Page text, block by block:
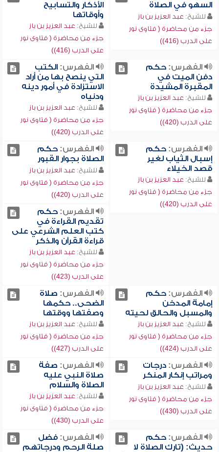
السهو في الصلاة
للشيخ: عبد العزيز بن باز
جزء من محاضرة ( فتاوى نور
على الدرب (416))
الأذكار والتسابيح
وأوقاتها
للشيخ: عبد العزيز بن باز
جزء من محاضرة ( فتاوى نور
على الدرب (416))
الفهرس:حكم
دفن الميت في
المقبرة المشيدة
للشيخ: عبد العزيز بن باز
جزء من محاضرة ( فتاوى نور
على الدرب (420))
الفهرس:الكتب
التي ينصح بها من أراد
الاستزادة في أمور دينه
ودنياه
للشيخ: عبد العزيز بن باز
جزء من محاضرة ( فتاوى نور
على الدرب (420))
الفهرس:حكم
إسبال الثياب لغير
قصد الخيلاء
للشيخ: عبد العزيز بن باز
جزء من محاضرة ( فتاوى نور
على الدرب (420))
الفهرس:حكم
الصلاة بجوار القبور
للشيخ: عبد العزيز بن باز
جزء من محاضرة ( فتاوى نور
على الدرب (420))
الفهرس:حكم
تقديم القراءة في
كتب العلم الشرعي على
قراءة القرآن والذكر
للشيخ: عبد العزيز بن باز
جزء من محاضرة ( فتاوى نور
على الدرب (423))
الفهرس:حكم
إمامة المدخن
والمسبل والحالق لحيته
للشيخ: عبد العزيز بن باز
جزء من محاضرة ( فتاوى نور
على الدرب (424))
الفهرس: صلاة
الضحى.. حكمها
وصفتها ووقتها
للشيخ: عبد العزيز بن باز
جزء من محاضرة ( فتاوى نور
على الدرب (427))
الفهرس:درجات
ومراتب إنكار المنكر
للشيخ: عبد العزيز بن باز
جزء من محاضرة ( فتاوى نور
على الدرب (430))
الفهرس: صفة
صلاة النبي عليه
الصلاة والسلام
للشيخ: عبد العزيز بن باز
جزء من محاضرة ( فتاوى نور
على الدرب (430))
الفهرس:حكم
حديث: (تارك الصلاة لا
الفهرس:فضل
صلة الرحم ودرجاتهم